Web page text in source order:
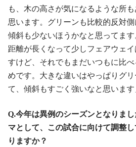
も、木の高さが気になるような所
思います。グリーンも比較的反対側
傾斜も少ないほうかなと思ってま
距離が長くなって少しフェアウェ
すけど、それでもまだいつもに比
めです。大きな違いはやっぱりグ
て、傾斜もすごく強いなと思います
Q.今年は異例のシーズンとなりま
マとして、この試合に向けて調整
りますか？